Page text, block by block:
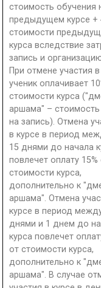
стоимость обучения
предыдущем курсе +
стоимости
курса вследствие
запись и
При отмене участия в
ученик оплачивает
стоимости курса
аршама" – стоимость
на запись). Отмена
в курсе в период
15 днями до начала
повлечет оплату 15%
стоимости курса,
дополнительно к
аршама". Отмена
курсе в период
днями и 1 днем до
курса повлечет
от стоимости курса,
дополнительно к
аршама". В случае